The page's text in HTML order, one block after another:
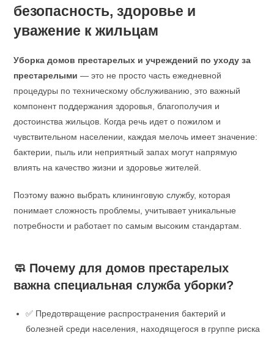
безопасность, здоровье и
уважение к жильцам
Уборка домов престарелых и учреждений по уходу за
престарелыми — это не просто часть ежедневной
процедуры по техническому обслуживанию, это важный
компонент поддержания здоровья, благополучия и
достоинства жильцов. Когда речь идет о пожилом и
чувствительном населении, каждая мелочь имеет значение:
бактерии, пыль или неприятный запах могут напрямую
влиять на качество жизни и здоровье жителей.
Поэтому важно выбрать клининговую службу, которая
понимает сложность проблемы, учитывает уникальные
потребности и работает по самым высоким стандартам.
🧼 Почему для домов престарелых
важна специальная служба уборки?
✅ Предотвращение распространения бактерий и
болезней среди населения, находящегося в группе риска